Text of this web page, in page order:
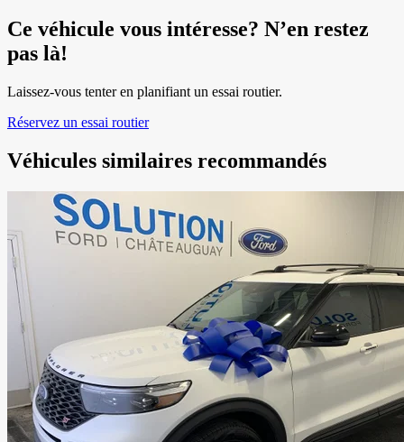
Ce véhicule vous intéresse? N’en restez
pas là!
Laissez-vous tenter en planifiant un essai routier.
Réservez un essai routier
Véhicules similaires recommandés